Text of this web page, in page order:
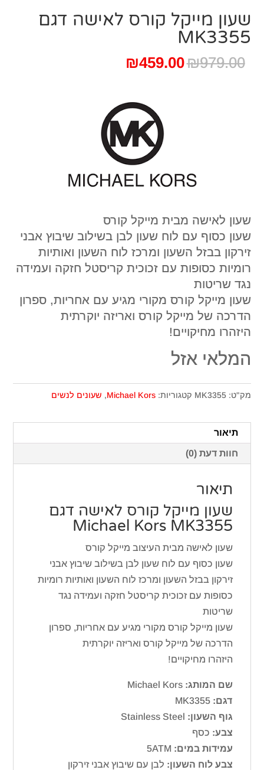
שעון מייקל קורס ‏לאישה דגם
MK3355
₪979.00
המחיר
₪979.00.
₪459.00
₪459.00.
שעון לאישה מבית מייקל קורס
שעון כסוף עם לוח שעון לבן בשילוב שיבוץ אבני
זירקון בבזל השעון ומרכז לוח השעון ואותיות
רומיות כסופות עם זכוכית קריסטל חזקה ועמידה
נגד שריטות
שעון מייקל קורס מקורי מגיע עם אחריות, ספרון
הדרכה של מייקל קורס ואריזה יוקרתית
היזהרו מחיקויים!
המלאי אזל
מק"ט:MK3355 קטגוריות:Michael Kors
, שעונים לנשים
תיאור
חוות דעת (0)
תיאור
שעון מייקל קורס ‏לאישה דגם
Michael Kors MK3355
שעון לאישה מבית העיצוב מייקל קורס
שעון כסוף עם לוח שעון לבן בשילוב שיבוץ אבני
זירקון בבזל השעון ומרכז לוח השעון ואותיות רומיות
כסופות עם זכוכית קריסטל חזקה ועמידה נגד
שריטות
שעון מייקל קורס מקורי מגיע עם אחריות, ספרון
הדרכה של מייקל קורס ואריזה יוקרתית
היזהרו מחיקויים!
שם המותג: Michael Kors
דגם: MK3355
גוף השעון: Stainless Steel
צבע: כסף
עמידות במים:
צבע לוח השעון: לבן עם שיבוץ אבני זירקון